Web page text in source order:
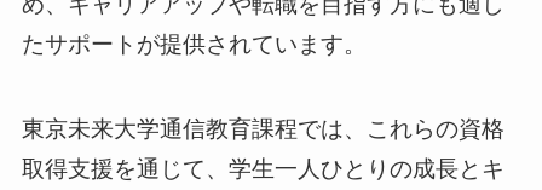
たサポートが提供されています。
東京未来大学通信教育課程では、これらの資格
取得支援を通じて、学生一人ひとりの成長とキ